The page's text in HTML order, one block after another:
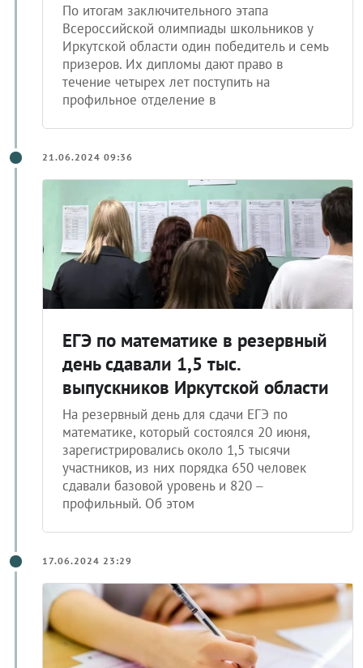
По итогам заключительного этапа
Всероссийской олимпиады школьников у
Иркутской области один победитель и семь
призеров. Их дипломы дают право в
течение четырех лет поступить на
профильное отделение в
21.06.2024 09:36
ЕГЭ по математике в резервный
день сдавали 1,5 тыс.
выпускников Иркутской области
На резервный день для сдачи ЕГЭ по
математике, который состоялся 20 июня,
зарегистрировались около 1,5 тысячи
участников, из них порядка 650 человек
сдавали базовой уровень и 820 –
профильный. Об этом
17.06.2024 23:29